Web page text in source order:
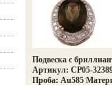
Подвеска с
Артикул: CP05-
Проба: Au585